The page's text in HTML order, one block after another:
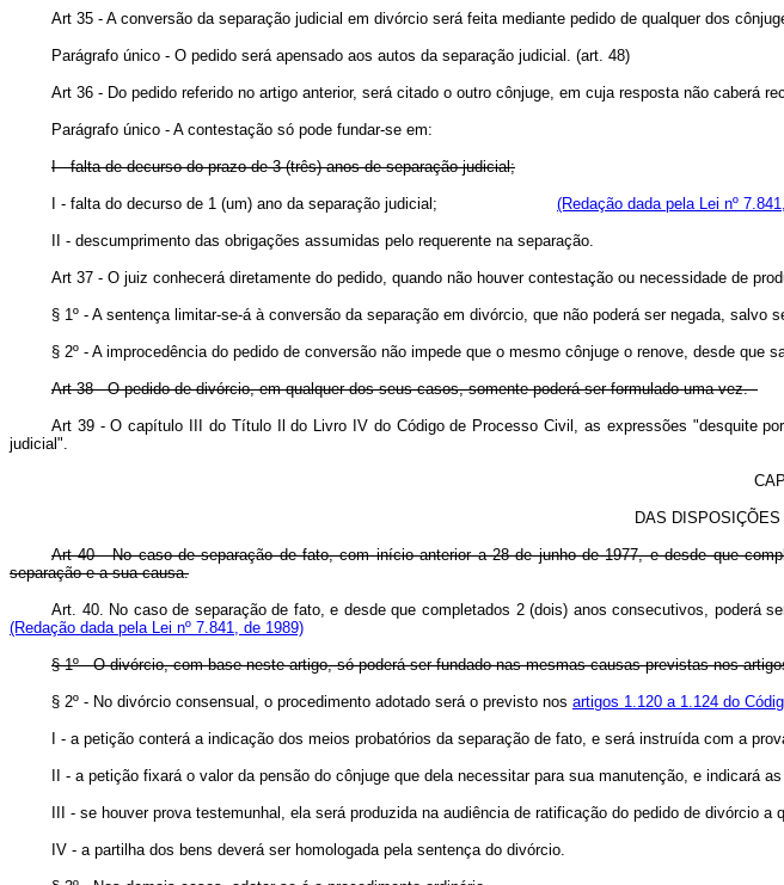
Art 35 - A conversão da separação judicial em divórcio será feita mediante pedido de qualquer dos
Parágrafo único - O pedido será apensado aos autos da separação judicial. (art. 48)
Art 36 - Do pedido referido no artigo anterior, será citado o outro cônjuge, em cuja resposta não caberá
Parágrafo único - A contestação só pode fundar-se em:
I - falta de decurso do prazo de 3 (três) anos de separação judicial;
I - falta do decurso de 1 (um) ano da separação judicial; (Redação dada pela Lei nº
II - descumprimento das obrigações assumidas pelo requerente na separação.
Art 37 - O juiz conhecerá diretamente do pedido, quando não houver contestação ou necessidade de
§ 1º - A sentença limitar-se-á à conversão da separação em divórcio, que não poderá ser negada,
§ 2º - A improcedência do pedido de conversão não impede que o mesmo cônjuge o renove, desde que
Art 38 - O pedido de divórcio, em qualquer dos seus casos, somente poderá ser formulado uma vez.
Art 39 - O capítulo III do Título Il do Livro IV do Código de Processo Civil, as expressões "desquite
judicial".
DAS
Art 40 - No caso de separação de fato, com início anterior a 28 de junho de 1977, e desde que
separação e a sua causa.
Art. 40. No caso de separação de fato, e desde que completados 2 (dois) anos
(Redação dada pela Lei nº 7.841, de 1989)
§ 1º - O divórcio, com base neste artigo, só poderá ser fundado nas mesmas causas previstas nos
§ 2º - No divórcio consensual, o procedimento adotado será o previsto nos artigos 1.120 a 1.124 do
I - a petição conterá a indicação dos meios probatórios da separação de fato, e será instruída com a
II - a petição fixará o valor da pensão do cônjuge que dela necessitar para sua manutenção, e indicará
III - se houver prova testemunhal, ela será produzida na audiência de ratificação do pedido de divórcio a
IV - a partilha dos bens deverá ser homologada pela sentença do divórcio.